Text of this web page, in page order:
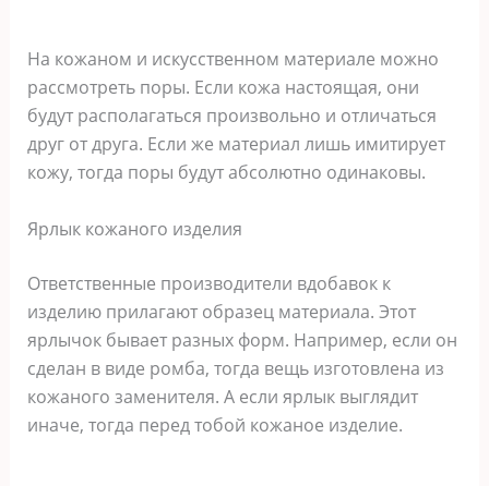
На кожаном и искусственном материале можно
рассмотреть поры. Если кожа настоящая, они
будут располагаться произвольно и отличаться
друг от друга. Если же материал лишь имитирует
кожу, тогда поры будут абсолютно одинаковы.
Ярлык кожаного изделия
Ответственные производители вдобавок к
изделию прилагают образец материала. Этот
ярлычок бывает разных форм. Например, если он
сделан в виде ромба, тогда вещь изготовлена из
кожаного заменителя. А если ярлык выглядит
иначе, тогда перед тобой кожаное изделие.